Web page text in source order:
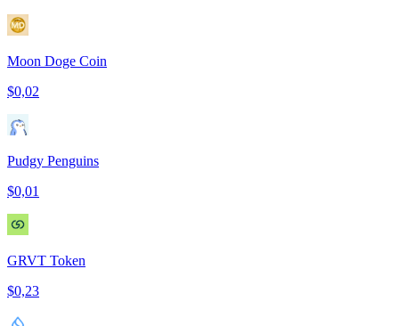
Moon Doge Coin
$0,02
Pudgy Penguins
$0,01
GRVT Token
$0,23